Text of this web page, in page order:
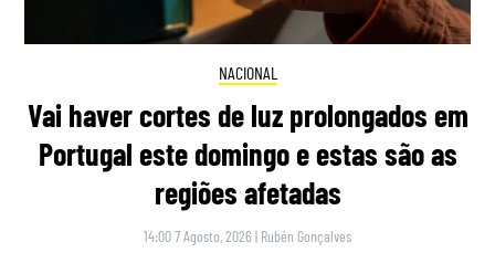
NACIONAL
Vai haver cortes de luz prolongados em
Portugal este domingo e estas são as
regiões afetadas
14:00 7 Agosto, 2026 | Rubén Gonçalves